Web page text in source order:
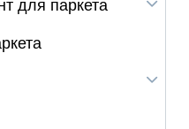
для паркета